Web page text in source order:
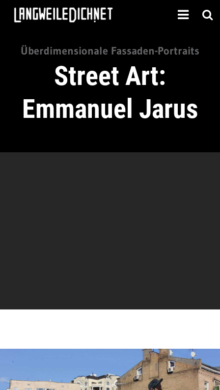
Überdimensionale Fassaden-Portraits
Street Art:
Emmanuel Jarus